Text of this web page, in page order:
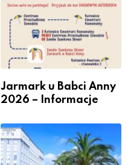
Jarmark u Babci Anny
2026 – Informacje